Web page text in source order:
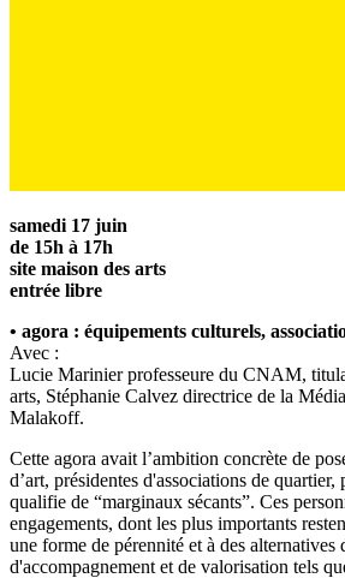
samedi 17 juin
de 15h à 17h
site maison des arts
entrée libre
• agora : équipements culturels,
Avec :
Lucie Marinier professeure du CNAM,
arts, Stéphanie Calvez directrice de la
Malakoff.
Cette agora avait l’ambition concrète de
d’art, présidentes d'associations de
qualifie de “marginaux sécants”. Ces
engagements, dont les plus importants
une forme de pérennité et à des alternatives
d'accompagnement et de valorisation tels